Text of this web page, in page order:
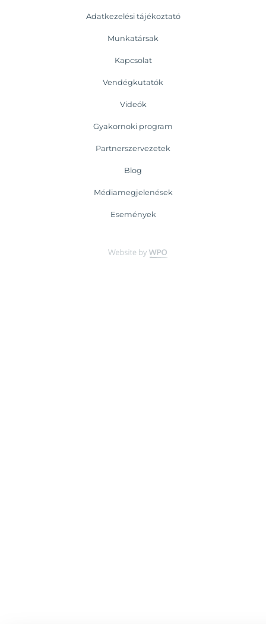
Adatkezelési tájékoztató
Munkatársak
Kapcsolat
Vendégkutatók
Videók
Gyakornoki program
Partnerszervezetek
Blog
Médiamegjelenések
Események